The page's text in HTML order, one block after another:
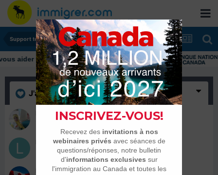
Support technique
J'aime(3)
Nokrita
1 août 2018
liamsimly
3 juillet 2017
kamillo